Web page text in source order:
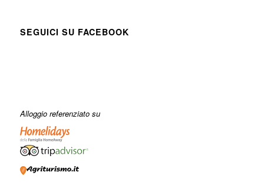
SEGUICI SU FACEBOOK
Alloggio referenziato su